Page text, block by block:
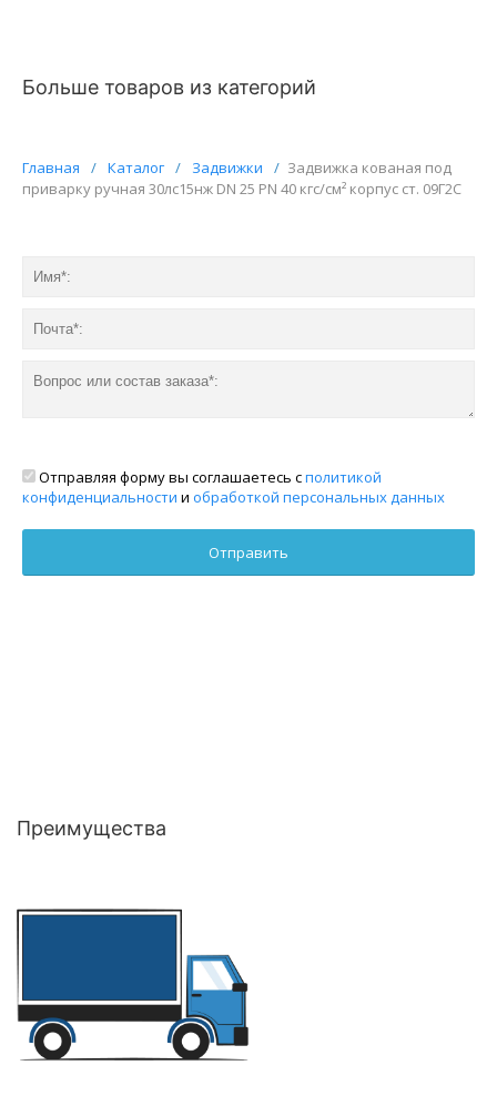
Больше товаров из категорий
Главная / Каталог / Задвижки / Задвижка кованая под
приварку ручная 30лс15нж DN 25 PN 40 кгс/см² корпус ст. 09Г2С
Отправляя форму вы соглашаетесь сполитикой
конфиденциальности и обработкой персональных данных
Преимущества